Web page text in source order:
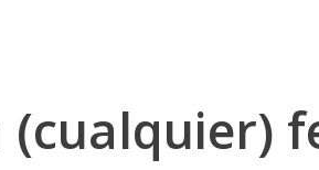
(cualquier)